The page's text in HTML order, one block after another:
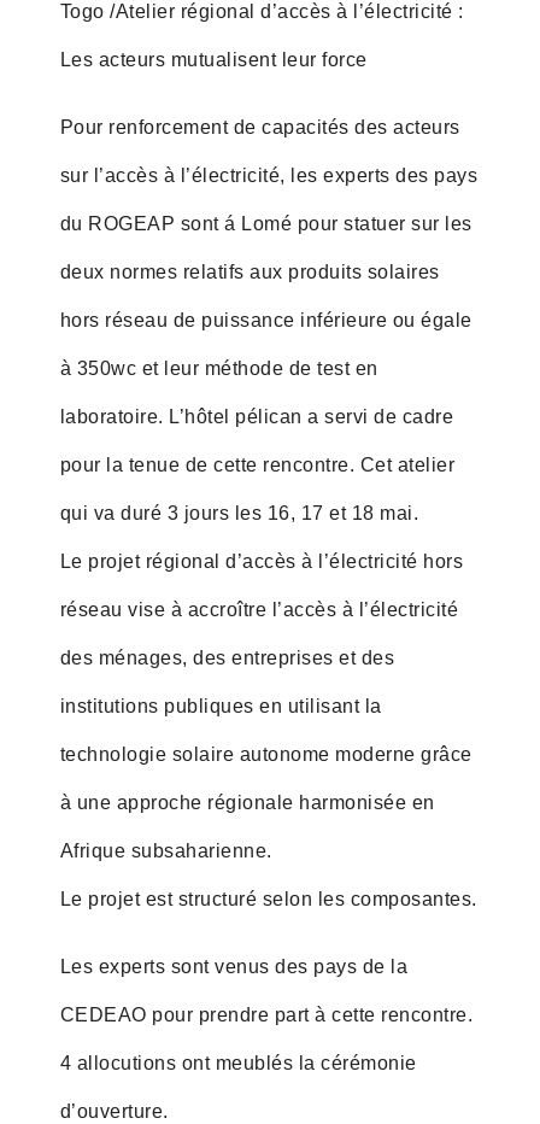
Togo /Atelier régional d’accès à l’électricité :
Les acteurs mutualisent leur force
Pour renforcement de capacités des acteurs
sur l’accès à l’électricité, les experts des pays
du ROGEAP sont á Lomé pour statuer sur les
deux normes relatifs aux produits solaires
hors réseau de puissance inférieure ou égale
à 350wc et leur méthode de test en
laboratoire. L’hôtel pélican a servi de cadre
pour la tenue de cette rencontre. Cet atelier
qui va duré 3 jours les 16, 17 et 18 mai.
Le projet régional d’accès à l’électricité hors
réseau vise à accroître l’accès à l’électricité
des ménages, des entreprises et des
institutions publiques en utilisant la
technologie solaire autonome moderne grâce
à une approche régionale harmonisée en
Afrique subsaharienne.
Le projet est structuré selon les composantes.
Les experts sont venus des pays de la
CEDEAO pour prendre part à cette rencontre.
4 allocutions ont meublés la cérémonie
d’ouverture.